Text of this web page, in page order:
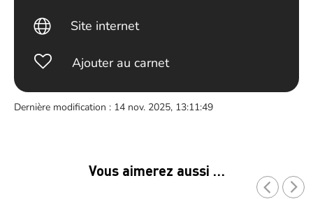
Site internet
Ajouter au carnet
Dernière modification : 14 nov. 2025, 13:11:49
Vous aimerez aussi …